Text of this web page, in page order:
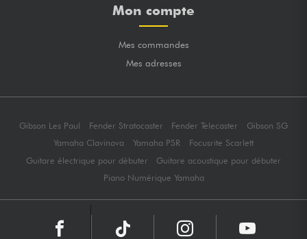
Mon compte
Mes commandes
Mes adresses
Gibson Les Paul Fender Stratocaster Fender Telecaster
Gibson SG
Yamaha Clavinova
Yamaha PSR
Focusrite Scarlett
Guitare électrique pour débuter
Guitare acoustique pour débuter
Piano Numérique Yamaha